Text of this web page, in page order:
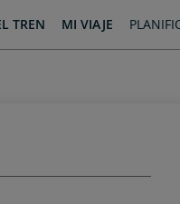
TREN MI VIAJE